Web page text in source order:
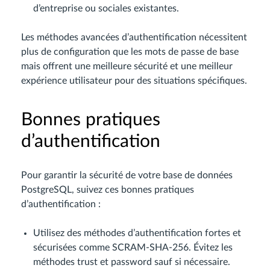
d’entreprise ou sociales existantes.
Les méthodes avancées d’authentification nécessitent
plus de configuration que les mots de passe de base
mais offrent une meilleure sécurité et une meilleur
expérience utilisateur pour des situations spécifiques.
Bonnes pratiques
d’authentification
Pour garantir la sécurité de votre base de données
PostgreSQL, suivez ces bonnes pratiques
d’authentification :
Utilisez des méthodes d’authentification fortes et
sécurisées comme SCRAM-SHA-256. Évitez les
méthodes trust et password sauf si nécessaire.